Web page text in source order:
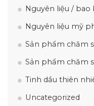
Nguyên liệu / bao
Nguyên liệu mỹ
Sản phẩm chăm
Sản phẩm chăm
Tinh dầu thiên
Uncategorized